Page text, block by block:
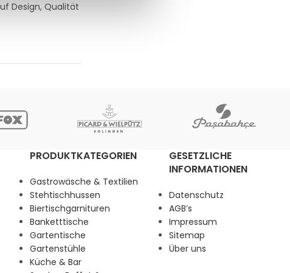
Design, Qualität
PRODUKTKATEGORIEN
Gastrowäsche & Textilien
Stehtischhussen
Biertischgarnituren
Banketttische
Gartentische
Gartenstühle
Küche & Bar
GESETZLICHE
INFORMATIONEN
Datenschutz
AGB’s
Impressum
Sitemap
Über uns